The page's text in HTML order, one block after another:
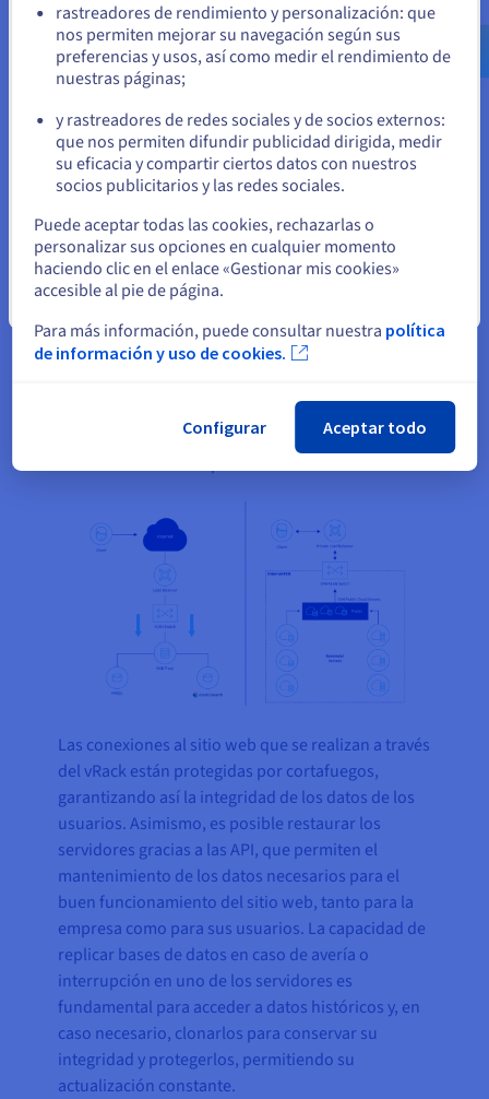
servidores, permitiendo así un despliegue
simplificado y eficaz mediante procedimientos
automatizados.
Así pues, los usuarios se conectan de forma segura
a talent.com por HTTPS gracias al certificado SSL.
A través deLoad Balanceres posible realizar una
búsqueda segura y rápida, ya que permite
distribuir correctamente la búsqueda en función
de la carga solicitada para que la petición sea lo
más rápida y precisa posible, utilizando los
recursos más adecuados. Gracias a la conexión al
vRack, la red privada de OVHcloud, es posible
realizar esta petición en una infraestructura
través de Elasticsearch a las bases de datos de
Talent para difundir toda la información necesaria
en función de la búsqueda inicial del usuario.
Las conexiones al sitio web que se realizan a través
del vRack están protegidas por cortafuegos,
garantizando así la integridad de los datos de los
usuarios. Asimismo, es posible restaurar los
servidores gracias a las API, que permiten el
mantenimiento de los datos necesarios para el
buen funcionamiento del sitio web, tanto para la
empresa como para sus usuarios. La capacidad de
replicar bases de datos en caso de avería o
interrupción en uno de los servidores es
fundamental para acceder a datos históricos y, en
caso necesario, clonarlos para conservar su
integridad y protegerlos, permitiendo su
actualización constante.
us.ovhcloud.com/
Inglés USD - $
Permanezca en el sitio web actual
rastreadores de rendimiento y personalización: que
nos permiten mejorar su navegación según sus
preferencias y usos, así como medir el rendimiento de
nuestras páginas;
y rastreadores de redes sociales y de socios externos:
que nos permiten difundir publicidad dirigida, medir
su eficacia y compartir ciertos datos con nuestros
socios publicitarios y las redes sociales.
Puede aceptar todas las cookies, rechazarlas o
personalizar sus opciones en cualquier momento
haciendo clic en el enlace «Gestionar mis cookies»
accesible al pie de página.
Para más información, puede consultar nuestra política
de información y uso de cookies.
Configurar Aceptar todo